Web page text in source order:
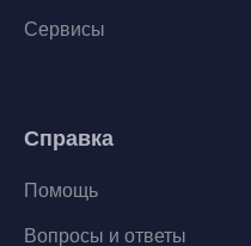
Сервисы
Справка
Помощь
Вопросы и ответы